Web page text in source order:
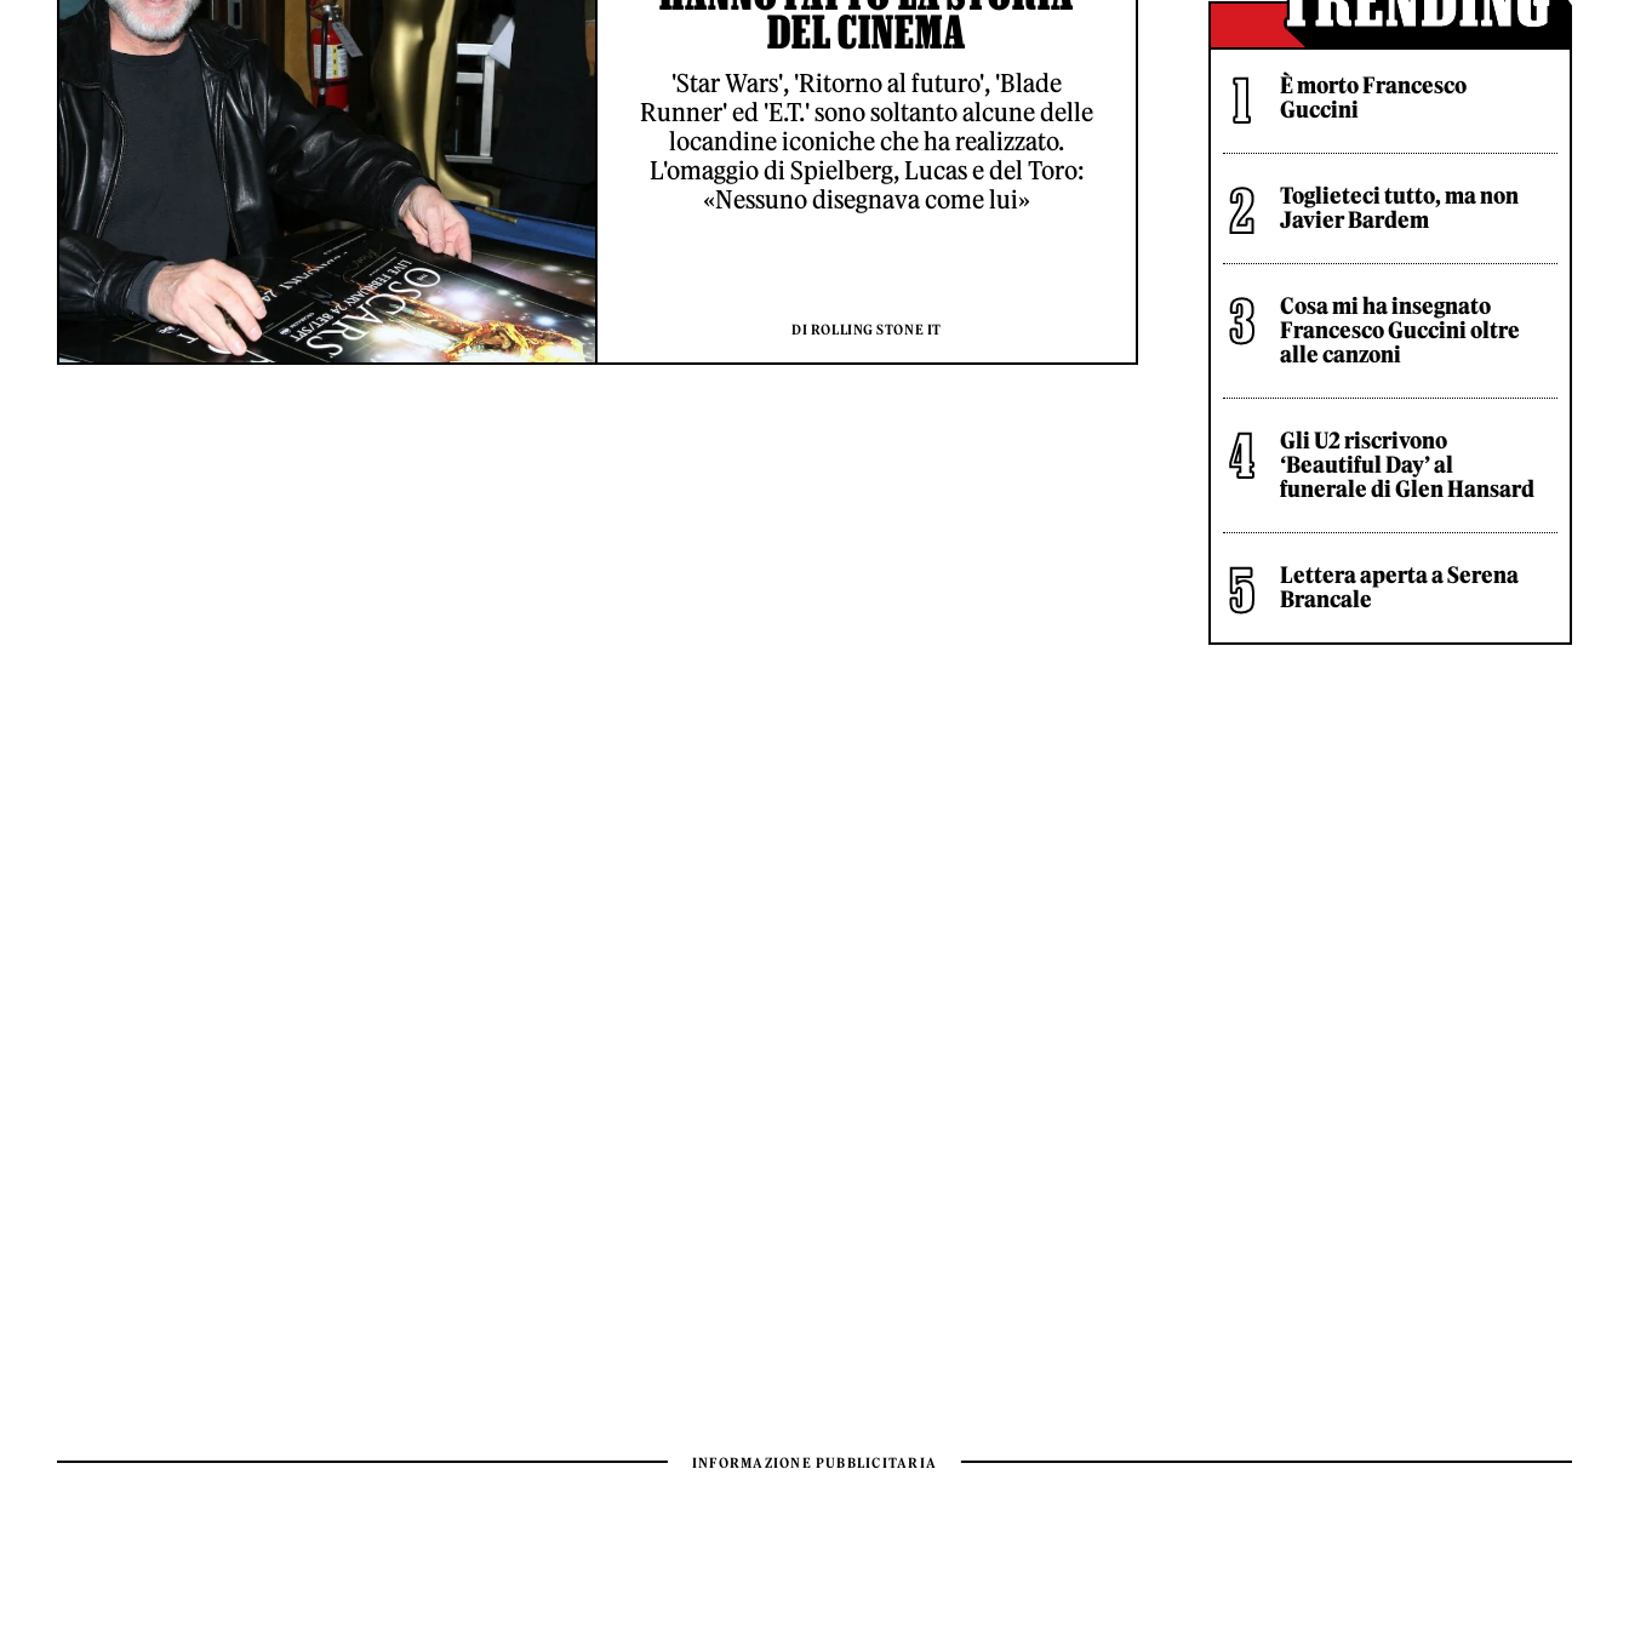
DEL CINEMA
'Star Wars', 'Ritorno al futuro', 'Blade
Runner' ed 'E.T.' sono soltanto alcune delle
locandine iconiche che ha realizzato.
L'omaggio di Spielberg, Lucas e del Toro:
«Nessuno disegnava come lui»
DI ROLLING STONE IT
È morto Francesco
Guccini
Toglieteci tutto, ma non
Javier Bardem
Cosa mi ha insegnato
Francesco Guccini oltre
alle canzoni
Gli U2 riscrivono
‘Beautiful Day’ al
funerale di Glen Hansard
Lettera aperta a Serena
Brancale